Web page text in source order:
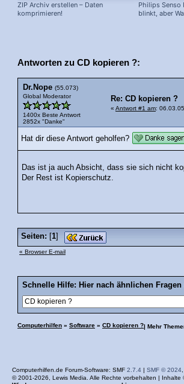
ZIP Archiv erstellen – Daten
komprimieren!
Philips Senso
blinkt, aber
Antworten zu CD kopieren ?:
Dr.Nope (55.073)
Global Moderator
1400x Beste Antwort
2852x "Danke"
Re: CD kopieren ?
« Antwort #1 am:
Hat dir diese Antwort geholfen?
Das ist ja auch Absicht, dass sie sich nicht
Der Rest ist Kopierschutz.
Seiten: [1]
« Browser E-mail
Schnelle Hilfe: Hier nach ähnlichen
Computerhilfen » Software » CD kopieren ?| Mehr
Computerhilfen.de Forum-Software: SMF 2.7.4 | SMF © 2024
© 2001-2026, Lewis Media. Alle Rechte vorbehalten | Inhalte